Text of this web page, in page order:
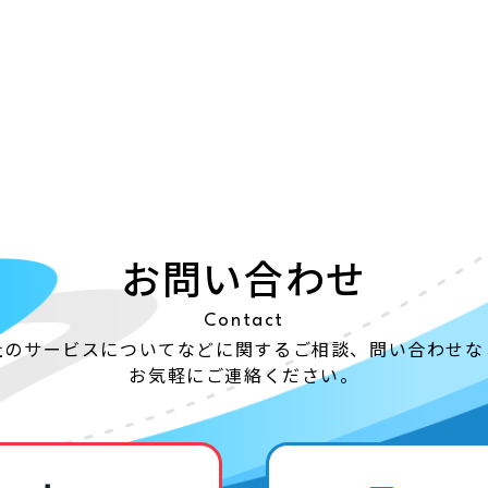
お問い合わせ
Contact
サービスについてなどに関する ご相談、問い合わせ
お気軽にご連絡ください。